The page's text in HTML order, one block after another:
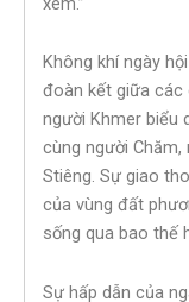
Không khí ngày
đoàn kết giữa các
người Khmer biểu
cùng người
Stiêng. Sự giao
của vùng đất
sống qua bao thế
Sự hấp dẫn của